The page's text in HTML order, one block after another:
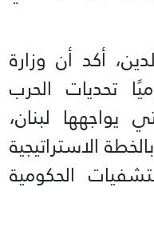
أكد أن وزارة
تحديات الحرب
يواجهها لبنان،
الاستراتيجية
الحكومية